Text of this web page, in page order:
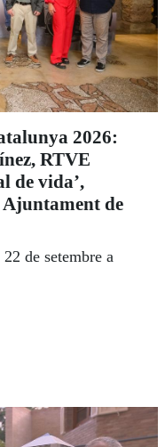
2026:
RTVE
de vida’,
de
de setembre a